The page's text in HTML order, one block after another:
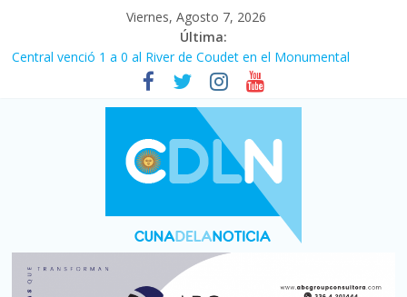
Viernes, Agosto 7, 2026
Última:
Central venció 1 a 0 al River de Coudet en el Monumental
La morosidad alcanzó su nivel más alto en dos décadas y ya
afecta a 400 mil deudores en Santa Fe
Desde que asumió Milei cerraron 41.000 kioscos: el sector
denuncia crisis como en 2001
Vacaciones de invierno con más movimiento y consumo
turístico: 4,6 millones de personas viajaron por el país, un 5,9%
Fuerte caída de la venta de autos usados en julio: bajó un 12,6%